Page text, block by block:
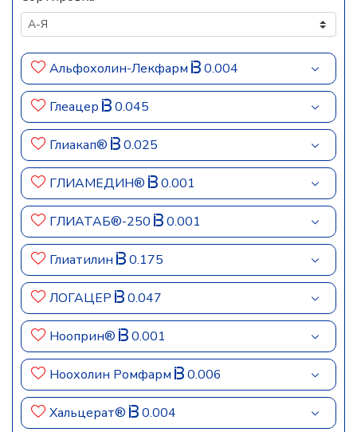
Альфохолин-Лекфарм 0.004
Глеацер 0.045
Глиакап® 0.025
ГЛИАМЕДИН® 0.001
ГЛИАТАБ®-250 0.001
Глиатилин 0.175
ЛОГАЦЕР 0.047
Нооприн® 0.001
Ноохолин Ромфарм 0.006
Хальцерат® 0.004